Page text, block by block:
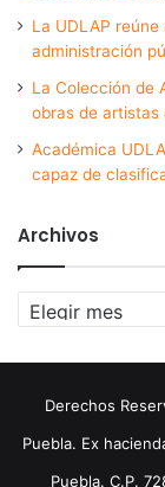
La UDLAP
administración
La Colección de
obras de artistas
Académica
capaz de
Archivos
Archivos
Derechos
Puebla. Ex
Puebla. C.P.